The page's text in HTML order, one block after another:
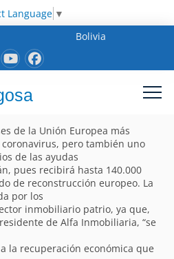
Language ▼
Bolivia
de la Unión Europea más
pero también uno
de las ayudas
pues recibirá hasta 140.000
de reconstrucción europeo. La
por los
inmobiliario patrio, ya que,
de Alfa Inmobiliaria, “se
la recuperación económica que